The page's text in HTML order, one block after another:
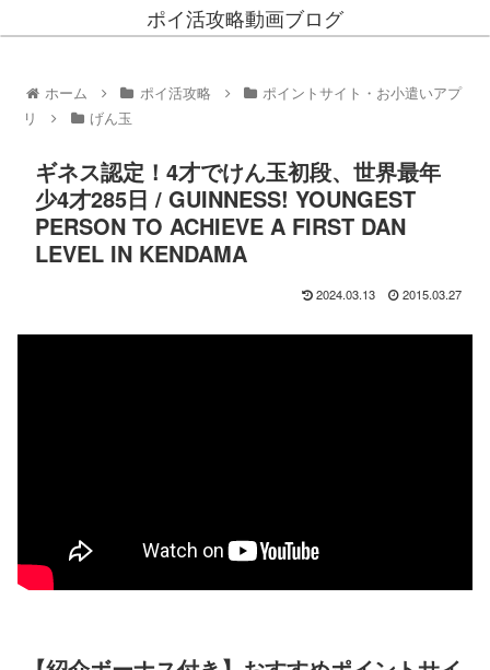
ポイ活攻略動画ブログ
ホーム ポイ活攻略
ポイントサイト・お小遣いアプ
リ
げん玉
ギネス認定！4才でけん玉初段、世界最年
少4才285日 / GUINNESS! YOUNGEST
PERSON TO ACHIEVE A FIRST DAN
LEVEL IN KENDAMA
2024.03.13 2015.03.27